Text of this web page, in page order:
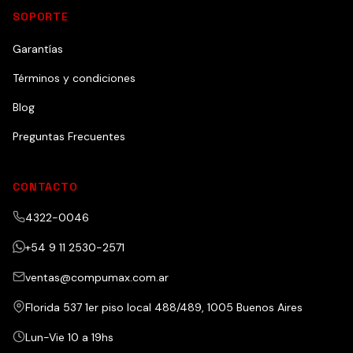
SOPORTE
Garantías
Términos y condiciones
Blog
Preguntas Frecuentes
CONTACTO
4322-0046
+54 9 11 2530-2571
ventas@compumax.com.ar
Florida 537 1er piso local 488/489, 1005 Buenos Aires
Lun-Vie 10 a 19hs